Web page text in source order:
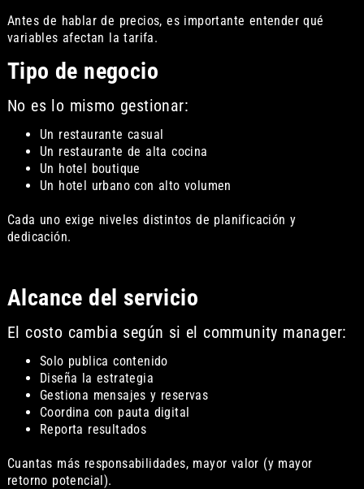
Antes de hablar de precios, es importante entender qué
variables afectan la tarifa.
Tipo de negocio
No es lo mismo gestionar:
Un restaurante casual
Un restaurante de alta cocina
Un hotel boutique
Un hotel urbano con alto volumen
Cada uno exige niveles distintos de planificación y
dedicación.
Alcance del servicio
El costo cambia según si el community manager:
Solo publica contenido
Diseña la estrategia
Gestiona mensajes y reservas
Coordina con pauta digital
Reporta resultados
Cuantas más responsabilidades, mayor valor (y mayor
retorno potencial).